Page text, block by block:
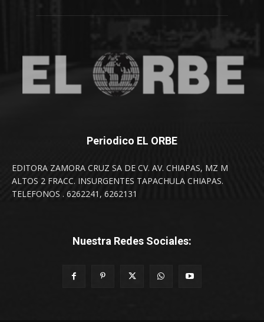
Periodico EL ORBE
EDITORA ZAMORA CRUZ SA DE CV. AV. CHIAPAS, MZ M
ALTOS 2 FRACC. INSURGENTES TAPACHULA CHIAPAS.
TELEFONOS . 6262241, 6262131
Nuestra Redes Sociales: